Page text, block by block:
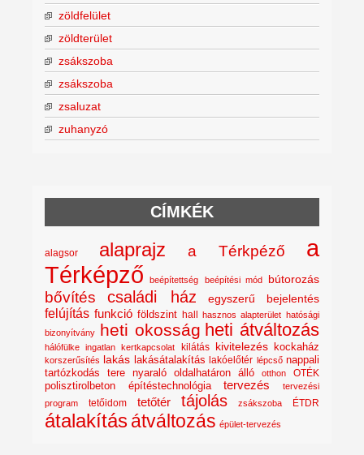
zöldfelület
zöldterület
zsákszoba
zsákszoba
zsaluzat
zuhanyzó
CÍMKÉK
alagsor alaprajz a Térkpéző
a
Térképző
beépítettség beépítési mód bútorozás
bővítés családi ház egyszerű bejelentés
felújítás funkció földszint hall hasznos alapterület hatósági
bizonyítvány heti okosság heti átváltozás
hálófülke ingatlan kertkapcsolat kilátás kivitelezés kockaház
korszerűsítés lakás lakásátalakítás lakóelőtér lépcső nappali
tartózkodás tere
nyaraló oldalhatáron álló otthon OTÉK
polisztirolbeton építéstechnológia tervezés
tervezési
program
tetőidom tetőtér tájolás zsákszoba ÉTDR
átalakításátváltozás épület-tervezés